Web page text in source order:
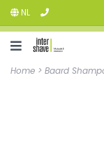
NL
Home > Baard